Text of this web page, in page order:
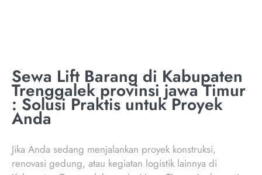
Sewa Lift Barang di Kabupaten
Trenggalek provinsi jawa Timur
: Solusi Praktis untuk Proyek
Anda
Jika Anda sedang menjalankan proyek konstruksi,
renovasi gedung, atau kegiatan logistik lainnya di